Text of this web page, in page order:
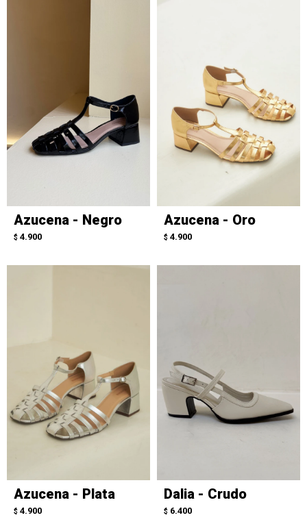
Azucena - Negro
$ 4.900
Azucena - Oro
$ 4.900
Azucena - Plata
$ 4.900
Dalia - Crudo
$ 6.400